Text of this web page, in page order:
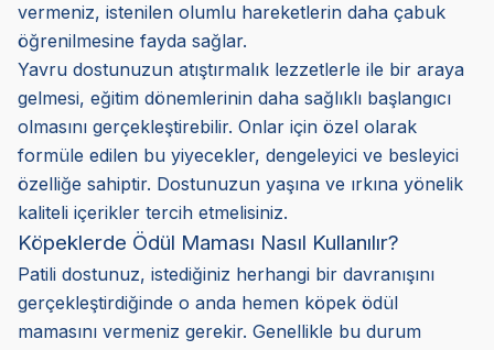
vermeniz, istenilen olumlu hareketlerin daha çabuk
öğrenilmesine fayda sağlar.
Yavru dostunuzun atıştırmalık lezzetlerle ile bir araya
gelmesi, eğitim dönemlerinin daha sağlıklı başlangıcı
olmasını gerçekleştirebilir. Onlar için özel olarak
formüle edilen bu yiyecekler, dengeleyici ve besleyici
özelliğe sahiptir. Dostunuzun yaşına ve ırkına yönelik
kaliteli içerikler tercih etmelisiniz.
Köpeklerde Ödül Maması Nasıl Kullanılır?
Patili dostunuz, istediğiniz herhangi bir davranışını
gerçekleştirdiğinde o anda hemen köpek ödül
mamasını vermeniz gerekir. Genellikle bu durum